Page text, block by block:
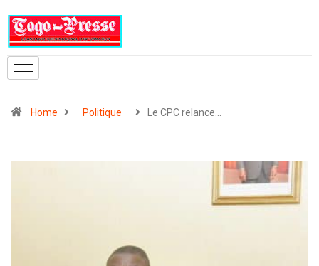
Home Politique Le CPC relance…